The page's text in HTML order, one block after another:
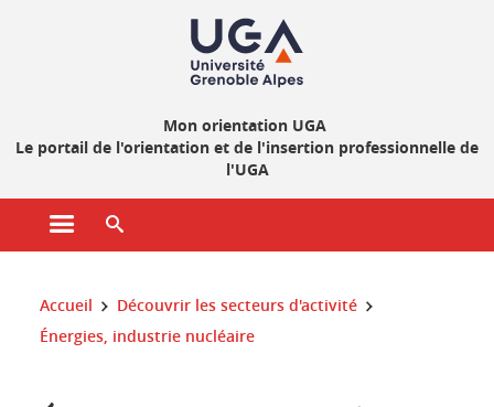
Mon orientation UGA
Le portail de l'orientation et de l'insertion professionnelle de
l'UGA
Ouvrir le menu principal
Vous êtes ici :
Accueil
Découvrir les secteurs d'activité
Énergies, industrie nucléaire